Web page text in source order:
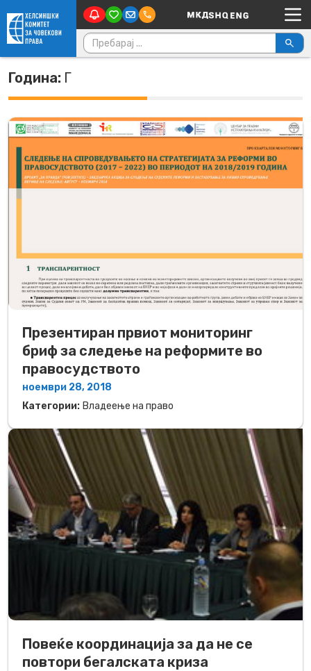
Skip to content Main Navigation
Пребарувај за:
Година: Г
Презентиран првиот мониторинг
бриф за следење на реформите во
правосудството
ноември 28, 2018
Категории: Владеење на право
​Повеќе координација за да не се
повтори бегалската криза